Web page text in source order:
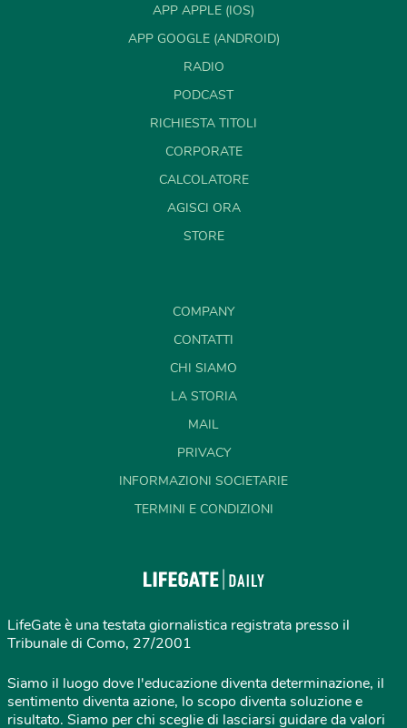
APP APPLE (IOS)
APP GOOGLE (ANDROID)
RADIO
PODCAST
RICHIESTA TITOLI
CORPORATE
CALCOLATORE
AGISCI ORA
STORE
COMPANY
CONTATTI
CHI SIAMO
LA STORIA
MAIL
PRIVACY
INFORMAZIONI SOCIETARIE
TERMINI E CONDIZIONI
LifeGate è una testata giornalistica registrata presso il
Tribunale di Como, 27/2001
Siamo il luogo dove l'educazione diventa determinazione, il
sentimento diventa azione, lo scopo diventa soluzione e
risultato. Siamo per chi sceglie di lasciarsi guidare da valori